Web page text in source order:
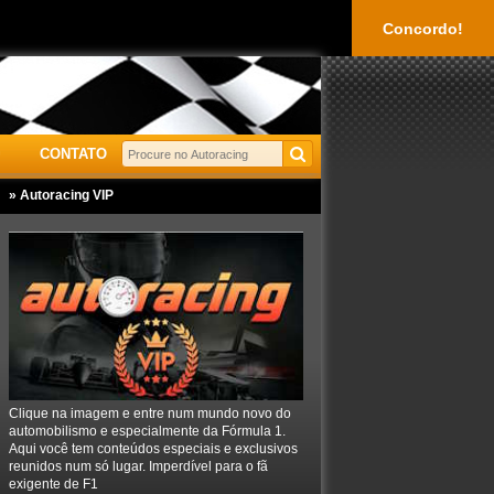
Concordo!
CONTATO
» Autoracing VIP
Clique na imagem e entre num mundo novo do
automobilismo e especialmente da Fórmula 1.
Aqui você tem conteúdos especiais e exclusivos
reunidos num só lugar. Imperdível para o fã
exigente de F1